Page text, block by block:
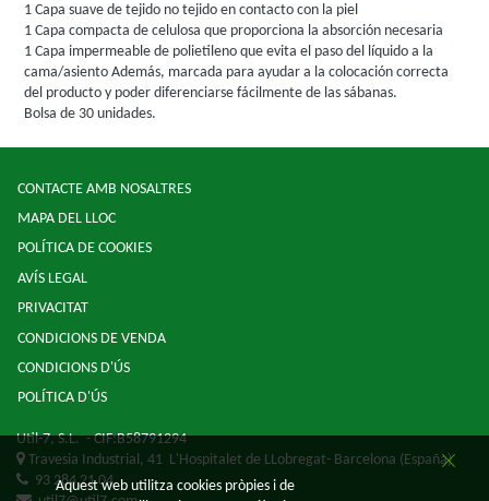
1 Capa suave de tejido no tejido en contacto con la piel
1 Capa compacta de celulosa que proporciona la absorción necesaria
1 Capa impermeable de polietileno que evita el paso del líquido a la
cama/asiento Además, marcada para ayudar a la colocación correcta
del producto y poder diferenciarse fácilmente de las sábanas.
Bolsa de 30 unidades.
CONTACTE AMB NOSALTRES
MAPA DEL LLOC
POLÍTICA DE COOKIES
AVÍS LEGAL
PRIVACITAT
CONDICIONS DE VENDA
CONDICIONS D'ÚS
POLÍTICA D'ÚS
Util-7, S.L.- CIF:B58791294
Travesia Industrial, 41 L'Hospitalet de LLobregat- Barcelona (España)
93 284 21 04
Aquest web utilitza cookies pròpies i de